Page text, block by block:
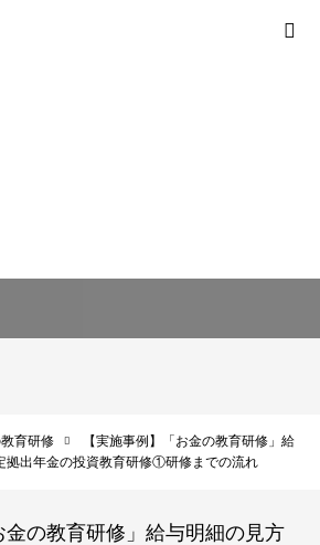
育研修
【実施事例】「お金の教育研修」給
拠出年金の投資教育研修①研修までの流れ
金の教育研修」給与明細の見方